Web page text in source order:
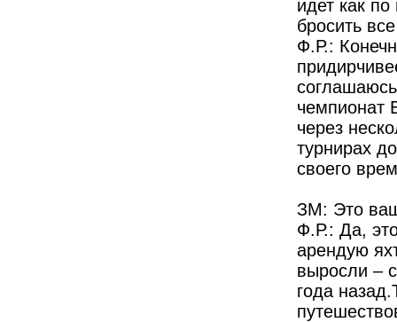
идет как
бросить
Ф.Р.:
чемпионат
через
турнирах
своего
ЗМ: Это
Ф.Р.: Да,
арендую
выросли –
года